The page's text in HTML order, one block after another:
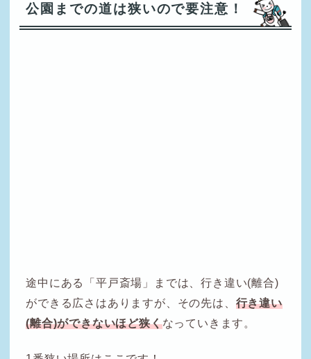
公園までの道は狭いので要注意！
途中にある「平戸斎場」までは、行き違い(離合)
ができる広さはありますが、その先は、 行き違い
(離合)ができないほど狭くなっていきます。